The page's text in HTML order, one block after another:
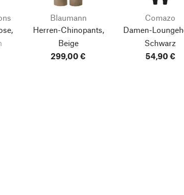
Blaumann
Herren-Chinopants,
Beige
299,00 €
Comazo
Damen-
Schwarz
54,90 €